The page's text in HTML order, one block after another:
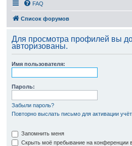
FAQ
Список форумов
Для просмотра профилей вы
авторизованы.
Имя пользователя:
Пароль:
Забыли пароль?
Повторно выслать письмо для активации
Запомнить меня
Скрыть моё пребывание на конференции